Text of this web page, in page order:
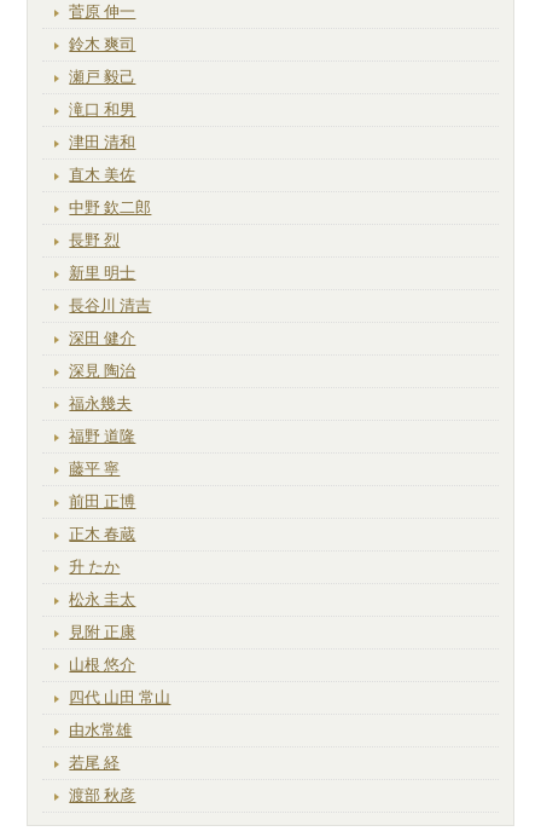
菅原 伸一
鈴木 爽司
瀬戸 毅己
滝口 和男
津田 清和
直木 美佐
中野 欽二郎
長野 烈
新里 明士
長谷川 清吉
深田 健介
深見 陶治
福永幾夫
福野 道隆
藤平 寧
前田 正博
正木 春蔵
升 たか
松永 圭太
見附 正康
山根 悠介
四代 山田 常山
由水常雄
若尾 経
渡部 秋彦